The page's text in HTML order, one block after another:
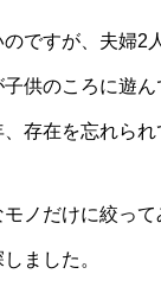
ですが、夫婦2
供のころに遊
存在を忘れられ
ノだけに絞っ
ました。